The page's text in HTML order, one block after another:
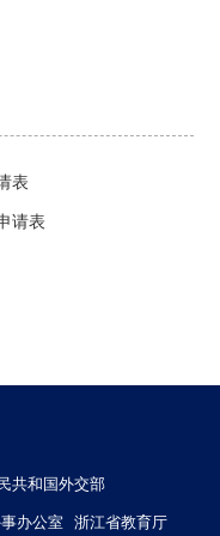
表
请表
共和国外交部
办公室 浙江省教育厅